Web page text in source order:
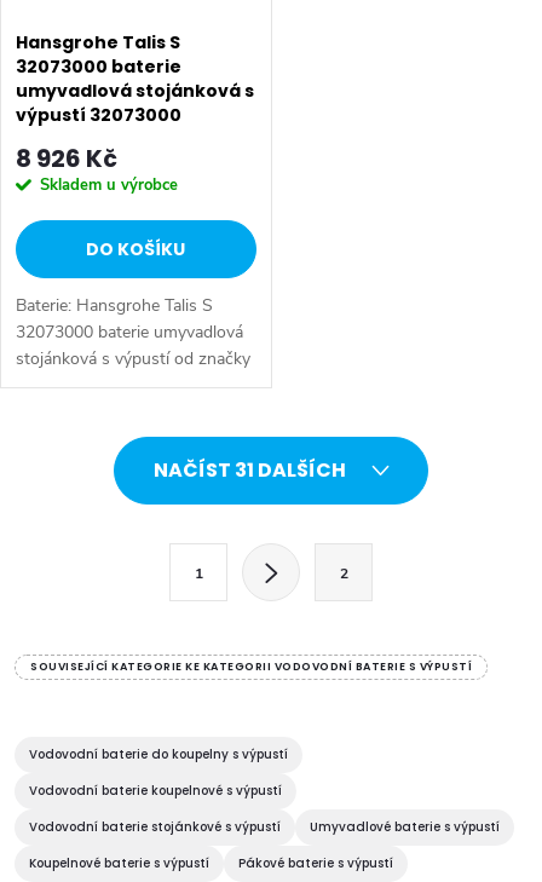
Hansgrohe Talis S
32073000 baterie
umyvadlová stojánková s
výpustí 32073000
8 926 Kč
Skladem u výrobce
DO KOŠÍKU
Baterie: Hansgrohe Talis S
32073000 baterie umyvadlová
stojánková s výpustí od značky
Hansgrohe. Série: Talis S. Typ
umyvadlová baterie. Barva:...
d
c
p
NAČÍST 31 DALŠÍCH
á
o
v
á
n
1 2
SOUVISEJÍCÍ KATEGORIE KE KATEGORII VODOVODNÍ BATERIE S VÝPUSTÍ
Vodovodní baterie do koupelny s výpustí
Vodovodní baterie koupelnové s výpustí
Vodovodní baterie stojánkové s výpustí
Umyvadlové baterie s výpustí
Koupelnové baterie s výpustí
Pákové baterie s výpustí